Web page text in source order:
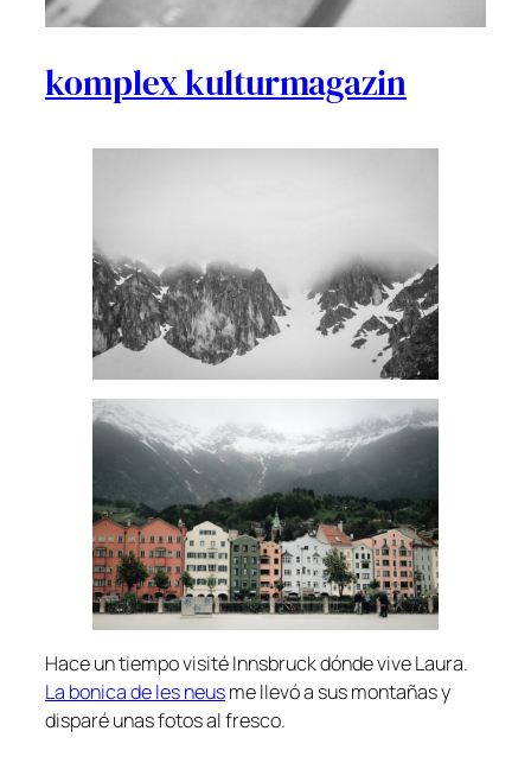
komplex kulturmagazin
Hace un tiempo visité Innsbruck dónde vive Laura.
La bonica de les neusme llevó a sus montañas y
disparé unas fotos al fresco.